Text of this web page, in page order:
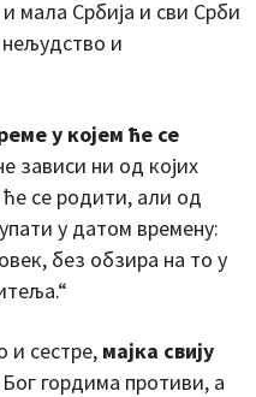
мала Србија и сви Срби
и
у којем ће се
зависи ни од којих
се родити, али од
у датом времену:
без обзира на то у
и сестре, мајка свију
Бог гордима противи, а